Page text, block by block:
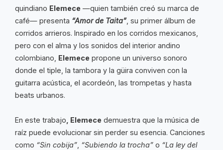
quindiano Elemece —quien también creó su marca de
café— presenta “Amor de Taita”, su primer álbum de
corridos arrieros. Inspirado en los corridos mexicanos,
pero con el alma y los sonidos del interior andino
colombiano, Elemece propone un universo sonoro
donde el tiple, la tambora y la güira conviven con la
guitarra acústica, el acordeón, las trompetas y hasta
beats urbanos.
En este trabajo, Elemece demuestra que la música de
raíz puede evolucionar sin perder su esencia. Canciones
como “Sin cobija”, “Subiendo la trocha” o “La ley del